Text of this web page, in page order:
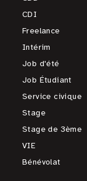
CDI
Freelance
Intérim
Job d'été
Job Étudiant
Service civique
Stage
Stage de 3ème
VIE
Bénévolat